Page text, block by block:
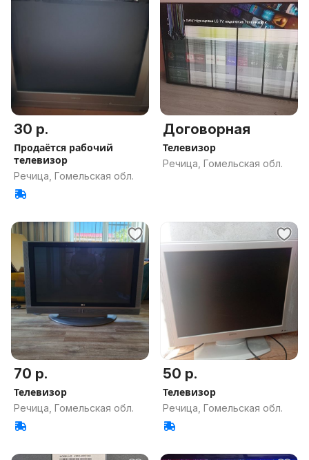
30 р.
Продаëтся рабочий
телевизор
Речица, Гомельская обл.
Договорная
Телевизор
Речица, Гомельская обл.
70 р.
Телевизор
Речица, Гомельская обл.
50 р.
Телевизор
Речица, Гомельская обл.